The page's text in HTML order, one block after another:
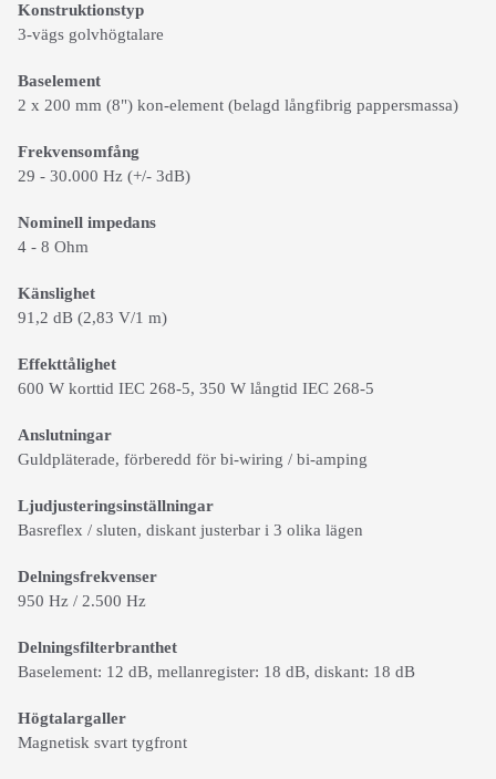
Konstruktionstyp
3-vägs golvhögtalare
Baselement
2 x 200 mm (8") kon-element (belagd långfibrig pappersmassa)
Frekvensomfång
29 - 30.000 Hz (+/- 3dB)
Nominell impedans
4 - 8 Ohm
Känslighet
91,2 dB (2,83 V/1 m)
Effekttålighet
600 W korttid IEC 268-5, 350 W långtid IEC 268-5
Anslutningar
Guldpläterade, förberedd för bi-wiring / bi-amping
Ljudjusteringsinställningar
Basreflex / sluten, diskant justerbar i 3 olika lägen
Delningsfrekvenser
950 Hz / 2.500 Hz
Delningsfilterbranthet
Baselement: 12 dB, mellanregister: 18 dB, diskant: 18 dB
Högtalargaller
Magnetisk svart tygfront